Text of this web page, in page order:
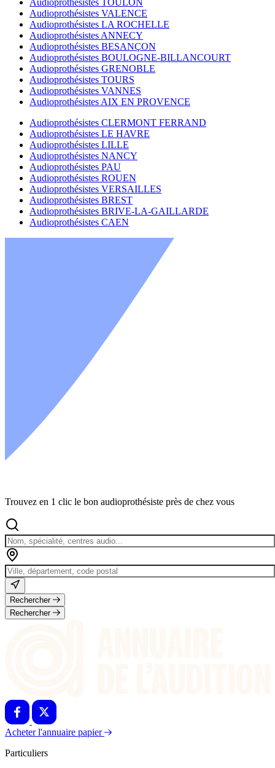
Audioprothésistes TOULON
Audioprothésistes VALENCE
Audioprothésistes LA ROCHELLE
Audioprothésistes ANNECY
Audioprothésistes BESANÇON
Audioprothésistes BOULOGNE-BILLANCOURT
Audioprothésistes GRENOBLE
Audioprothésistes TOURS
Audioprothésistes VANNES
Audioprothésistes AIX EN PROVENCE
Audioprothésistes CLERMONT FERRAND
Audioprothésistes LE HAVRE
Audioprothésistes LILLE
Audioprothésistes NANCY
Audioprothésistes PAU
Audioprothésistes ROUEN
Audioprothésistes VERSAILLES
Audioprothésistes BREST
Audioprothésistes BRIVE-LA-GAILLARDE
Audioprothésistes CAEN
Trouvez en 1 clic le bon audioprothésiste près de chez vous
Rechercher
Rechercher
Acheter l'annuaire papier
Particuliers